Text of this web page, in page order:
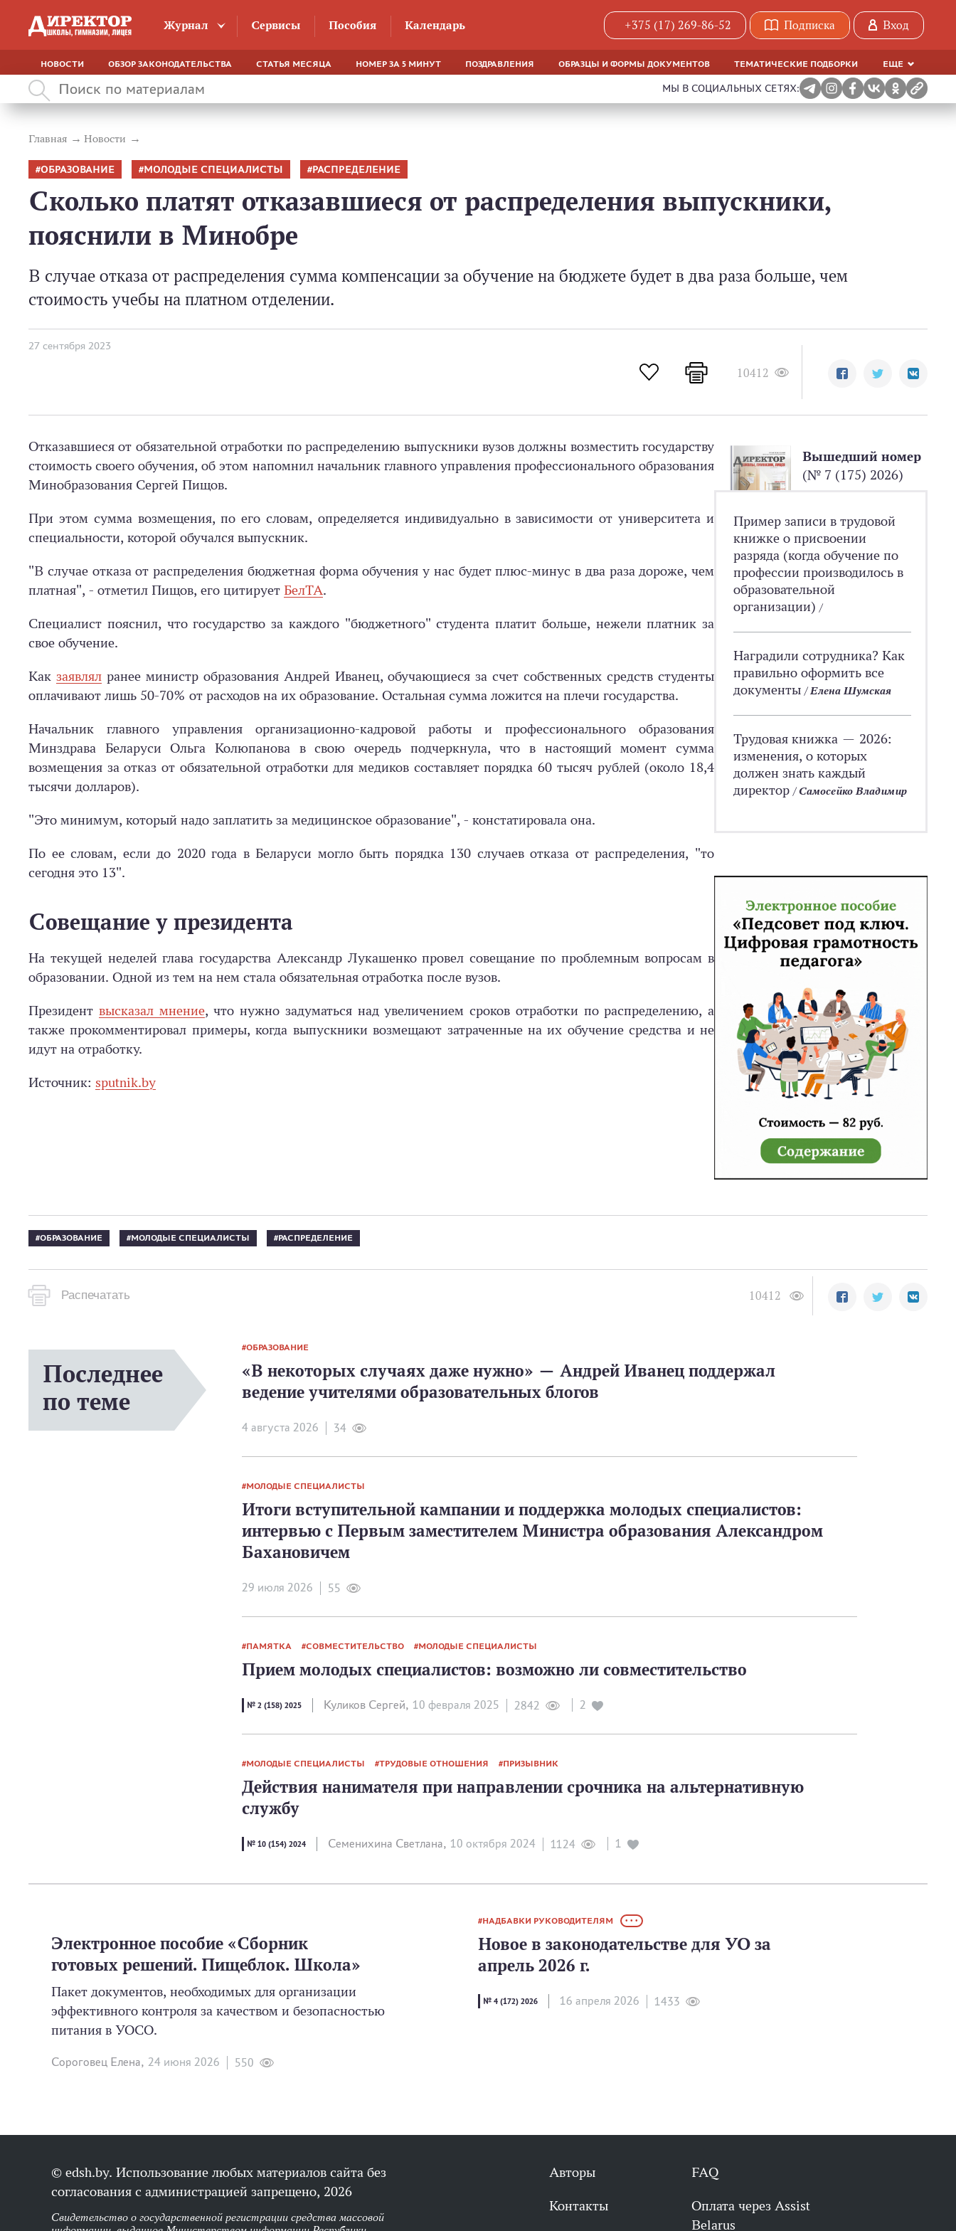
Журнал Сервисы Пособия Календарь +375 (17) 269-86-52 Подписка Вход
НОВОСТИ ОБЗОР ЗАКОНОДАТЕЛЬСТВА СТАТЬЯ МЕСЯЦА НОМЕР ЗА 5 МИНУТ ПОЗДРАВЛЕНИЯ ОБРАЗЦЫ И ФОРМЫ ДОКУМЕНТОВ ТЕМАТИЧЕСКИЕ ПОДБОРКИ ЕЩЕ
МЫ В СОЦИАЛЬНЫХ СЕТЯХ:
Главная Новости
ОБРАЗОВАНИЕ МОЛОДЫЕ СПЕЦИАЛИСТЫ РАСПРЕДЕЛЕНИЕ
Сколько платят отказавшиеся от распределения выпускники,
пояснили в Минобре
В случае отказа от распределения сумма компенсации за обучение на бюджете будет в два раза больше, чем
стоимость учебы на платном отделении.
27 сентября 2023
10412
Отказавшиеся от обязательной отработки по распределению выпускники вузов должны возместить государству
стоимость своего обучения, об этом напомнил начальник главного управления профессионального образования
Минобразования Сергей Пищов.
При этом сумма возмещения, по его словам, определяется индивидуально в зависимости от университета и
специальности, которой обучался выпускник.
"В случае отказа от распределения бюджетная форма обучения у нас будет плюс-минус в два раза дороже, чем
платная", - отметил Пищов, его цитирует БелТА.
Специалист пояснил, что государство за каждого "бюджетного" студента платит больше, нежели платник за
свое обучение.
Как заявлялранее министр образования Андрей Иванец, обучающиеся за счет собственных средств студенты
оплачивают лишь 50-70% от расходов на их образование. Остальная сумма ложится на плечи государства.
Начальник главного управления организационно-кадровой работы и профессионального образования
Минздрава Беларуси Ольга Колюпанова в свою очередь подчеркнула, что в настоящий момент сумма
возмещения за отказ от обязательной отработки для медиков составляет порядка 60 тысяч рублей (около 18,4
тысячи долларов).
"Это минимум, который надо заплатить за медицинское образование", - констатировала она.
По ее словам, если до 2020 года в Беларуси могло быть порядка 130 случаев отказа от распределения, "то
сегодня это 13".
Совещание у президента
На текущей неделей глава государства Александр Лукашенко провел совещание по проблемным вопросам в
образовании. Одной из тем на нем стала обязательная отработка после вузов.
Президент высказал мнение, что нужно задуматься над увеличением сроков отработки по распределению, а
также прокомментировал примеры, когда выпускники возмещают затраченные на их обучение средства и не
идут на отработку.
Источник: sputnik.by
Вышедший номер
(№ 7 (175) 2026)
Пример записи в трудовой
книжке о присвоении
разряда (когда обучение по
профессии производилось в
образовательной
организации) /
Наградили сотрудника? Как
правильно оформить все
документы /Елена Шумская
Трудовая книжка — 2026:
изменения, о которых
должен знать каждый
директор /Самосейко Владимир
ОБРАЗОВАНИЕ МОЛОДЫЕ СПЕЦИАЛИСТЫ РАСПРЕДЕЛЕНИЕ
Распечатать 10412
Последнее
по теме
ОБРАЗОВАНИЕ
«В некоторых случаях даже нужно» — Андрей Иванец поддержал
ведение учителями образовательных блогов
4 августа 2026 34
МОЛОДЫЕ СПЕЦИАЛИСТЫ
Итоги вступительной кампании и поддержка молодых специалистов:
интервью с Первым заместителем Министра образования Александром
Бахановичем
29 июля 2026 55
ПАМЯТКА СОВМЕСТИТЕЛЬСТВО МОЛОДЫЕ СПЕЦИАЛИСТЫ
Прием молодых специалистов: возможно ли совместительство
№ 2 (158) 2025 Куликов Сергей, 10 февраля 2025 2842 2
МОЛОДЫЕ СПЕЦИАЛИСТЫ ТРУДОВЫЕ ОТНОШЕНИЯ ПРИЗЫВНИК
Действия нанимателя при направлении срочника на альтернативную
службу
№ 10 (154) 2024 Семенихина Светлана, 10 октября 2024 1124 1
Электронное пособие «Сборник
готовых решений. Пищеблок. Школа»
Пакет документов, необходимых для организации
эффективного контроля за качеством и безопасностью
питания в УОСО.
Сороговец Елена, 24 июня 2026 550
НАДБАВКИ РУКОВОДИТЕЛЯМ • • •
Новое в законодательстве для УО за
апрель 2026 г.
№ 4 (172) 2026 16 апреля 2026 1433
© edsh.by. Использование любых материалов сайта без
согласования с администрацией запрещено, 2026
Свидетельство о государственной регистрации средства массовой
Авторы FAQ
Контакты
Оплата через Assist
Belarus